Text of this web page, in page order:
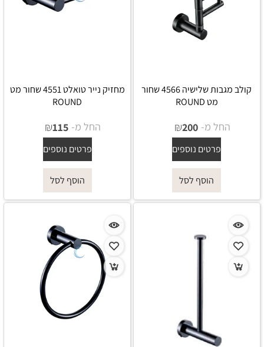
קולב מגבות שלישיה 4566 שחור
מט ROUND
החל מ- ₪200
פרטים נוספים
הוסף לסל
מחזיק נייר טואלט 4551 שחור מט
ROUND
החל מ- ₪115
פרטים נוספים
הוסף לסל